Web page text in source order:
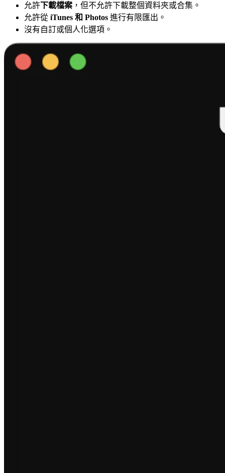
允許下載檔案 ，但不允許下載整個資料夾或合集。
允許從 iTunes 和 Photos 進行有限匯出。
沒有自訂或個人化選項。